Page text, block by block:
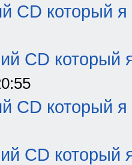
CD который я
CD который
CD который я
CD который